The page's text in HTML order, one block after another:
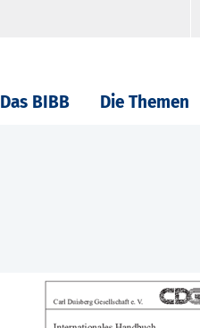
Das BIBB Die Themen